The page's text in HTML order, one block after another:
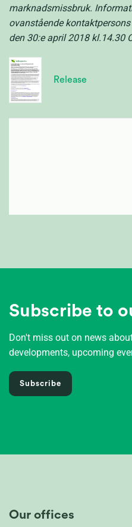
marknadsmissbruk.
ovanstående
den 30:e april 2018 kl.14.30
Release
Subscribe to
Don't miss out on news
developments, upcoming
Subscribe
Our offices